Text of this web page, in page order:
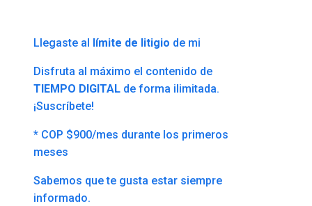
Llegaste al límite de litigio de mi
Disfruta al máximo el contenido de
TIEMPO DIGITAL de forma ilimitada.
¡Suscríbete!
* COP $900/mes durante los primeros
meses
Sabemos que te gusta estar siempre
informado.